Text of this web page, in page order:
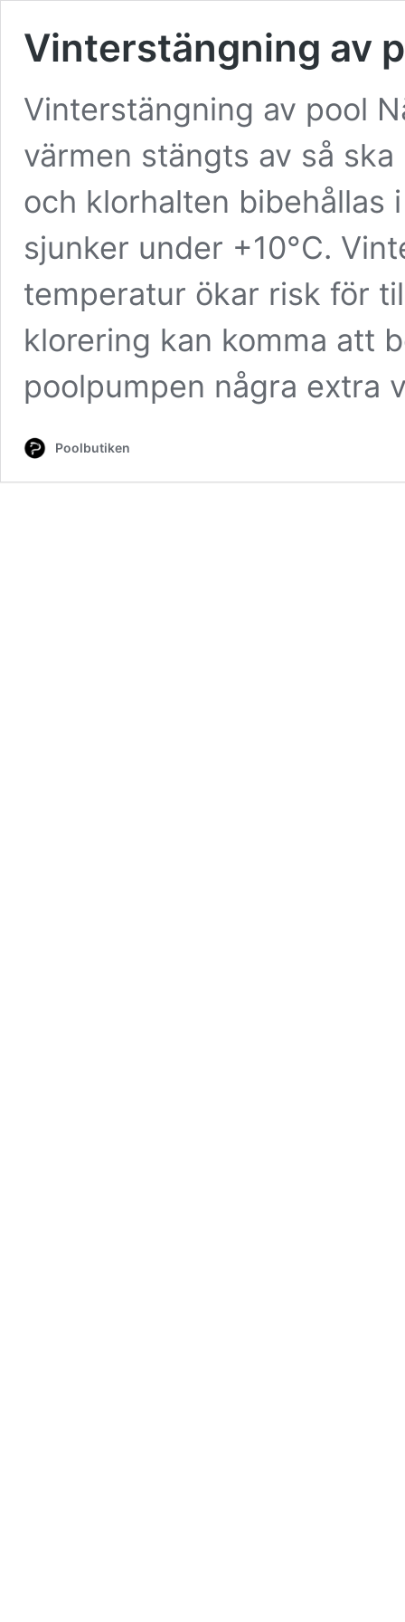
Vinterstängning av
Vinterstängning av pool
värmen stängts av så
och klorhalten bibehållas
sjunker under +10°C.
temperatur ökar risk för
klorering kan komma att
poolpumpen några
Poolbutiken